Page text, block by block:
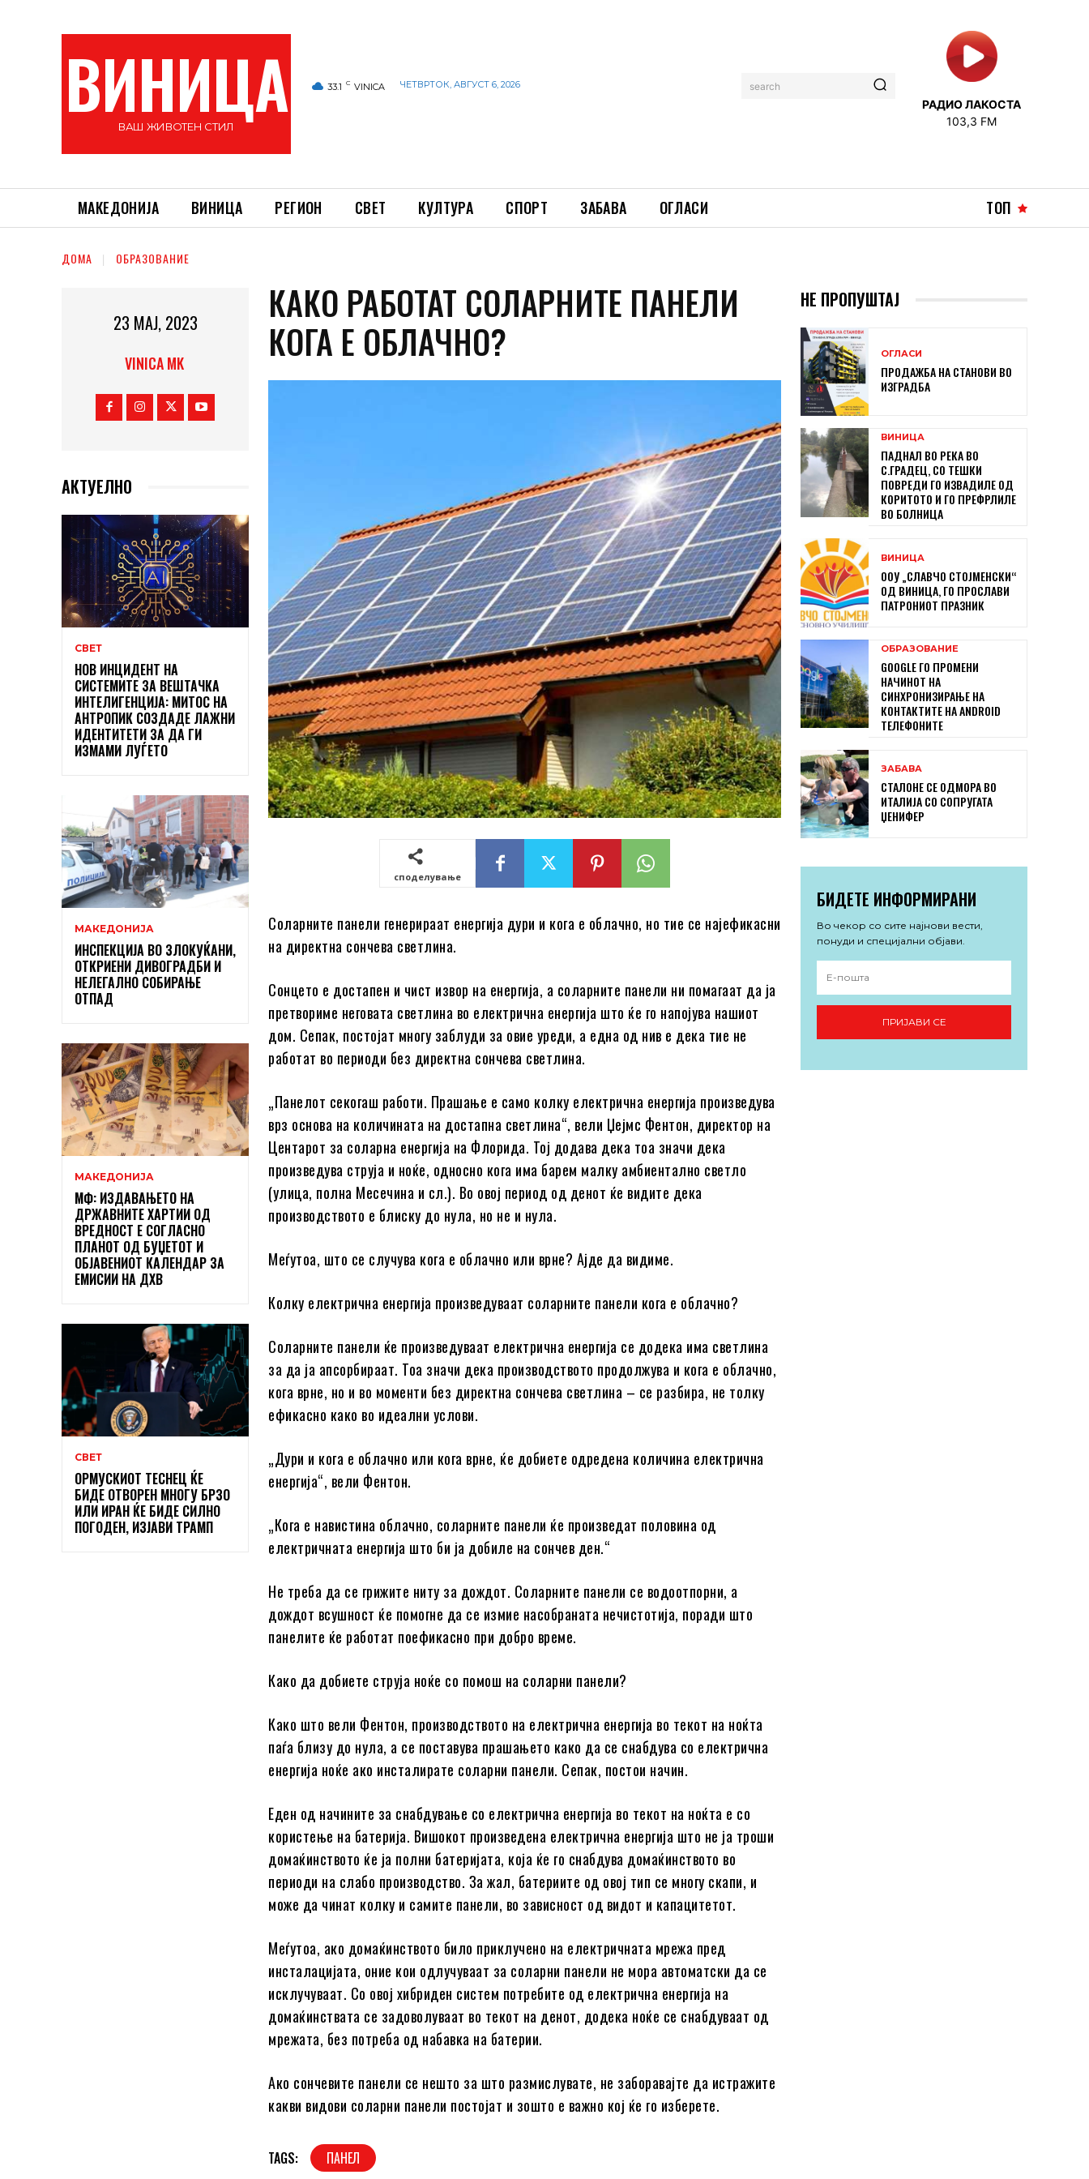
ВИНИЦА
ВАШ ЖИВОТЕН СТИЛ
33.1 C VINICA ЧЕТВРТОК, АВГУСТ 6, 2026 search
РАДИО ЛАКОСТА
103,3 FM
МАКЕДОНИЈА ВИНИЦА РЕГИОН СВЕТ КУЛТУРА СПОРТ ЗАБАВА ОГЛАСИ ТОП
ДОМА ОБРАЗОВАНИЕ
23 МАЈ, 2023
VINICA MK
АКТУЕЛНО
СВЕТ
НОВ ИНЦИДЕНТ НА
СИСТЕМИТЕ ЗА ВЕШТАЧКА
ИНТЕЛИГЕНЦИЈА: МИТОС НА
АНТРОПИК СОЗДАДЕ ЛАЖНИ
ИДЕНТИТЕТИ ЗА ДА ГИ
ИЗМАМИ ЛУЃЕТО
МАКЕДОНИЈА
ИНСПЕКЦИЈА ВО ЗЛОКУЌАНИ,
ОТКРИЕНИ ДИВОГРАДБИ И
НЕЛЕГАЛНО СОБИРАЊЕ
ОТПАД
МАКЕДОНИЈА
МФ: ИЗДАВАЊЕТО НА
ДРЖАВНИТЕ ХАРТИИ ОД
ВРЕДНОСТ Е СОГЛАСНО
ПЛАНОТ ОД БУЏЕТОТ И
ОБЈАВЕНИОТ КАЛЕНДАР ЗА
ЕМИСИИ НА ДХВ
СВЕТ
ОРМУСКИОТ ТЕСНЕЦ ЌЕ
БИДЕ ОТВОРЕН МНОГУ БРЗО
ИЛИ ИРАН ЌЕ БИДЕ СИЛНО
ПОГОДЕН, ИЗЈАВИ ТРАМП
КАКО РАБОТАТ СОЛАРНИТЕ ПАНЕЛИ
КОГА Е ОБЛАЧНО?
споделување
Соларните панели генерираат енергија дури и кога е облачно, но тие се најефикасни
на директна сончева светлина.
Сонцето е достапен и чист извор на енергија, а соларните панели ни помагаат да ја
претвориме неговата светлина во електрична енергија што ќе го напојува нашиот
дом. Сепак, постојат многу заблуди за овие уреди, а една од нив е дека тие не
работат во периоди без директна сончева светлина.
„Панелот секогаш работи. Прашање е само колку електрична енергија произведува
врз основа на количината на достапна светлина“, вели Џејмс Фентон, директор на
Центарот за соларна енергија на Флорида. Тој додава дека тоа значи дека
произведува струја и ноќе, односно кога има барем малку амбиентално светло
(улица, полна Месечина и сл.). Во овој период од денот ќе видите дека
производството е блиску до нула, но не и нула.
Меѓутоа, што се случува кога е облачно или врне? Ајде да видиме.
Колку електрична енергија произведуваат соларните панели кога е облачно?
Соларните панели ќе произведуваат електрична енергија се додека има светлина
за да ја апсорбираат. Тоа значи дека производството продолжува и кога е облачно,
кога врне, но и во моменти без директна сончева светлина – се разбира, не толку
ефикасно како во идеални услови.
„Дури и кога е облачно или кога врне, ќе добиете одредена количина електрична
енергија“, вели Фентон.
„Кога е навистина облачно, соларните панели ќе произведат половина од
електричната енергија што би ја добиле на сончев ден.“
Не треба да се грижите ниту за дождот. Соларните панели се водоотпорни, а
дождот всушност ќе помогне да се измие насобраната нечистотија, поради што
панелите ќе работат поефикасно при добро време.
Како да добиете струја ноќе со помош на соларни панели?
Како што вели Фентон, производството на електрична енергија во текот на ноќта
паѓа близу до нула, а се поставува прашањето како да се снабдува со електрична
енергија ноќе ако инсталирате соларни панели. Сепак, постои начин.
Еден од начините за снабдување со електрична енергија во текот на ноќта е со
користење на батерија. Вишокот произведена електрична енергија што не ја троши
домаќинството ќе ја полни батеријата, која ќе го снабдува домаќинството во
периоди на слабо производство. За жал, батериите од овој тип се многу скапи, и
може да чинат колку и самите панели, во зависност од видот и капацитетот.
Меѓутоа, ако домаќинството било приклучено на електричната мрежа пред
инсталацијата, оние кои одлучуваат за соларни панели не мора автоматски да се
исклучуваат. Со овој хибриден систем потребите од електрична енергија на
домаќинствата се задоволуваат во текот на денот, додека ноќе се снабдуваат од
мрежата, без потреба од набавка на батерии.
Ако сончевите панели се нешто за што размислувате, не заборавајте да истражите
какви видови соларни панели постојат и зошто е важно кој ќе го изберете.
TAGS: ПАНЕЛ
НЕ ПРОПУШТАЈ
ОГЛАСИ
ПРОДАЖБА НА СТАНОВИ ВО
ИЗГРАДБА
ВИНИЦА
ПАДНАЛ ВО РЕКА ВО
С.ГРАДЕЦ, СО ТЕШКИ
ПОВРЕДИ ГО ИЗВАДИЛЕ ОД
КОРИТОТО И ГО ПРЕФРЛИЛЕ
ВО БОЛНИЦА
ВИНИЦА
ООУ „СЛАВЧО СТОЈМЕНСКИ“
ОД ВИНИЦА, ГО ПРОСЛАВИ
ПАТРОНИОТ ПРАЗНИК
ОБРАЗОВАНИЕ
GOOGLE ГО ПРОМЕНИ
НАЧИНОТ НА
СИНХРОНИЗИРАЊЕ НА
КОНТАКТИТЕ НА ANDROID
ТЕЛЕФОНИТЕ
ЗАБАВА
СТАЛОНЕ СЕ ОДМОРА ВО
ИТАЛИЈА СО СОПРУГАТА
ЏЕНИФЕР
БИДЕТЕ ИНФОРМИРАНИ
Во чекор со сите најнови вести,
понуди и специјални објави.
ПРИЈАВИ СЕ